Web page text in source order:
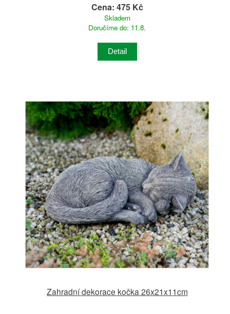
Cena: 475 Kč
Skladem
Doručíme do: 11.8.
Detail
Zahradní dekorace kočka 26x21x11cm